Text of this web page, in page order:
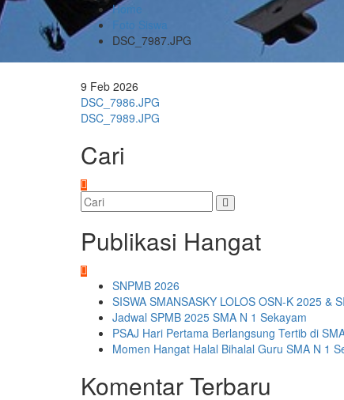
Home
Foto Siswa
DSC_7987.JPG
9 Feb 2026
Navigasi
pos
DSC_7986.JPG
DSC_7989.JPG
Cari
Publikasi Hangat
SNPMB 2026
SISWA SMANSASKY LOLOS OSN-K 2025 &
Jadwal SPMB 2025 SMA N 1 Sekayam
PSAJ Hari Pertama Berlangsung Tertib di
Momen Hangat Halal Bihalal Guru SMA N 1
Komentar Terbaru